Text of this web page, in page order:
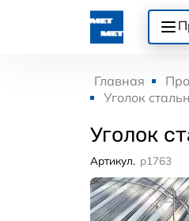
Главная
Уголок
Уголок
Артикул. p1763